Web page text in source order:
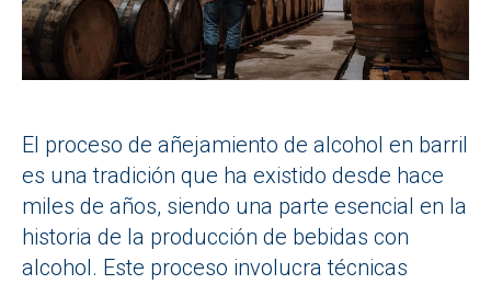
El proceso de añejamiento de alcohol en barril
es una tradición que ha existido desde hace
miles de años, siendo una parte esencial en la
historia de la producción de bebidas con
alcohol. Este proceso involucra técnicas